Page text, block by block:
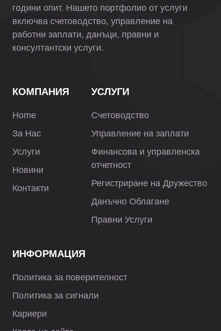
години опит. Нашето портфолио от услуги
включва счетоводство, управление на
работни заплати, данъци, правни и
консултантски услуги.
КОМПАНИЯ
Home
За Нас
Услуги
Новини
Контакти
УСЛУГИ
Счетоводство
Управление на заплати
Финансова и управленска
отчетност
Регистриране на Дружество
Данъчно Облагане
Правни Услуги
ИНФОРМАЦИЯ
Политика за поверителност
Политика за сигнали
Кариери